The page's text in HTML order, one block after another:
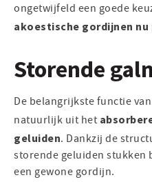
ongetwijfeld een goede
akoestische gordijnen nu
Storende
De belangrijkste functie
natuurlijk uit het
geluiden. Dankzij de
storende geluiden stukken
een gewone gordijn.